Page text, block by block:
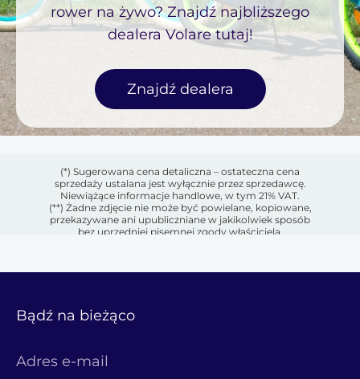
rower na żywo? Znajdź najbliższego
dealera Volare tutaj!
Znajdź dealera
(*) Sugerowana cena detaliczna – ostateczna cena
sprzedaży ustalana jest wyłącznie przez sprzedawcę.
Niewiążące informacje handlowe, w tym 21% VAT.
(**) Żadne zdjęcie nie może być powielane, kopiowane,
przekazywane ani upubliczniane w jakikolwiek sposób
bez uprzedniej pisemnej zgody właściciela.
Bądź na bieżąco
Adres e-mail